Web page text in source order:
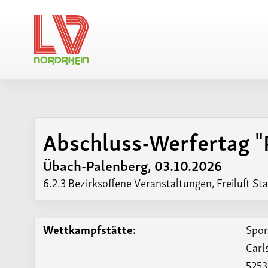
Abschluss-Werfertag
Übach-Palenberg, 03.10.2026
6.2.3 Bezirksoffene Veranstaltungen, Freiluft
Wettkampfstätte: